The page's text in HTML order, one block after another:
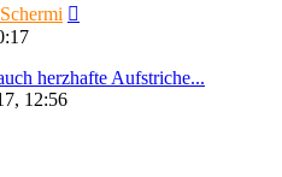
Schermi
herzhafte Aufstriche...
12:56